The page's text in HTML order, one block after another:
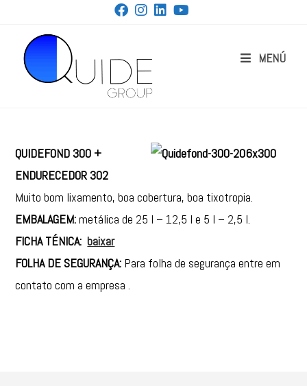
MENÚ
QUIDEFOND 300 +
ENDURECEDOR 302
Muito bom lixamento, boa cobertura, boa tixotropia.
EMBALAGEM:metálica de 25 l – 12,5 l e 5 l – 2,5 l.
FICHA TÉNICA:baixar
FOLHA DE SEGURANÇA: Para folha de segurança entre em
contato com a empresa .